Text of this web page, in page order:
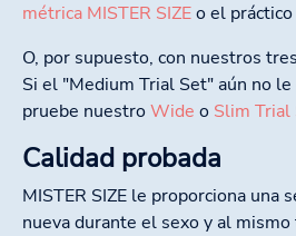
métrica MISTER SIZEo el práctico
O, por supuesto, con nuestros
Si el "Medium Trial Set" aún no
pruebe nuestroWide o Slim Trial
Calidad probada
MISTER SIZE le proporciona una
nueva durante el sexo y al